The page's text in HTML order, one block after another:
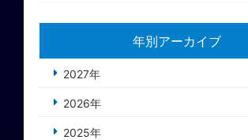
年別アーカイブ
2027年
2026年
2025年